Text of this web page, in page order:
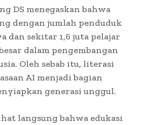
DS menegaskan bahwa
dengan jumlah penduduk
dan sekitar 1,6 juta pelajar
dalam pengembangan
Oleh sebab itu, literasi
AI menjadi bagian
generasi unggul.
langsung bahwa edukasi